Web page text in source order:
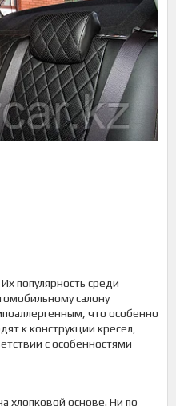
популярность среди
салону
что особенно
к конструкции кресел,
с особенностями
хлопковой основе. Ни по